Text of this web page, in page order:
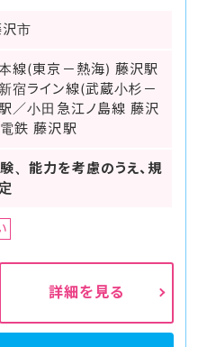
市
線(東京－熱海) 藤沢駅
宿ライン線(武蔵小杉－
／小田急江ノ島線 藤沢
鉄 藤沢駅
、能力を考慮のうえ、規
詳細を見る